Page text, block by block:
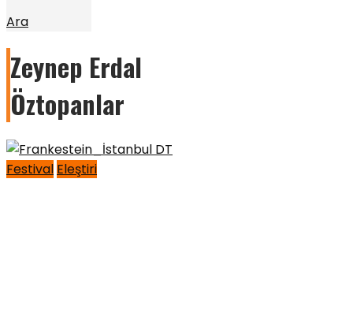
Ara
Zeynep Erdal
Öztopanlar
Festival Eleştiri